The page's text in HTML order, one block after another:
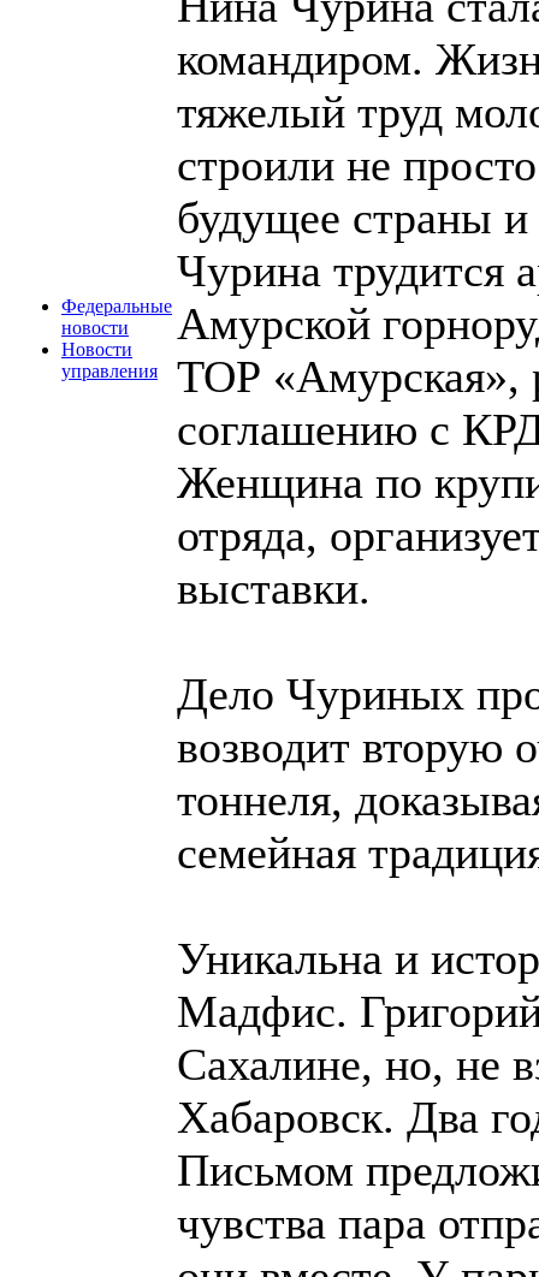
Федеральные
новости
Новости
управления
командиром.
тяжелый труд
строили не
будущее страны
Чурина трудится
Амурской
ТОР «Амурская»,
соглашению с
Женщина по
отряда,
выставки.
Дело Чуриных
возводит вторую
тоннеля,
семейная
Уникальна и
Мадфис.
Сахалине, но, не
Хабаровск. Два
Письмом
чувства пара